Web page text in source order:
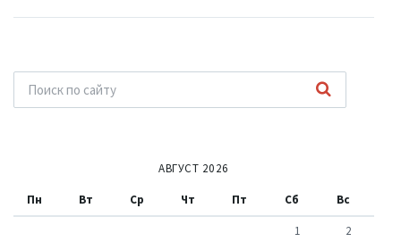
АВГУСТ 2026
Пн Вт Ср Чт Пт Сб Вс
1
2